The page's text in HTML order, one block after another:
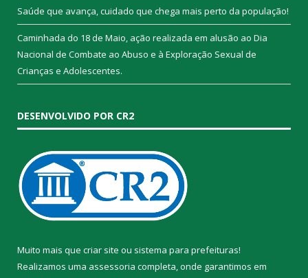
Saúde que avança, cuidado que chega mais perto da população!
Caminhada do 18 de Maio, ação realizada em alusão ao Dia
Nacional de Combate ao Abuso e à Exploração Sexual de
Crianças e Adolescentes.
DESENVOLVIDO POR CR2
Muito mais que criar site ou sistema para prefeituras!
Realizamos uma assessoria completa, onde garantimos em